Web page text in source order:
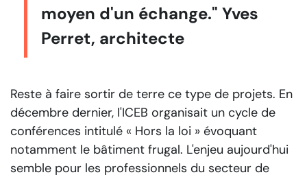
moyen d'un échange." Yves
Perret, architecte
Reste à faire sortir de terre ce type de projets. En
décembre dernier, l'ICEB organisait un cycle de
conférences intitulé « Hors la loi » évoquant
notamment le bâtiment frugal. L'enjeu aujourd'hui
semble pour les professionnels du secteur de